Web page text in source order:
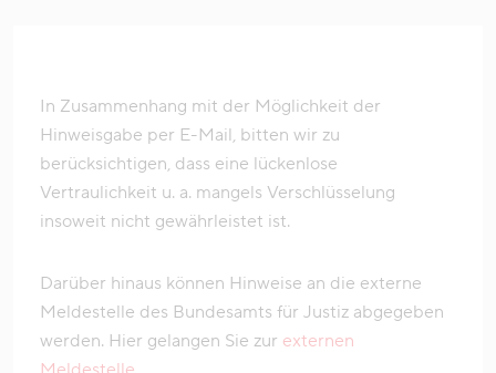
In Zusammenhang mit der Möglichkeit der
Hinweisgabe per E-Mail, bitten wir zu
berücksichtigen, dass eine lückenlose
Vertraulichkeit u. a. mangels Verschlüsselung
insoweit nicht gewährleistet ist.
Darüber hinaus können Hinweise an die externe
Meldestelle des Bundesamts für Justiz abgegeben
werden. Hier gelangen Sie zur externen